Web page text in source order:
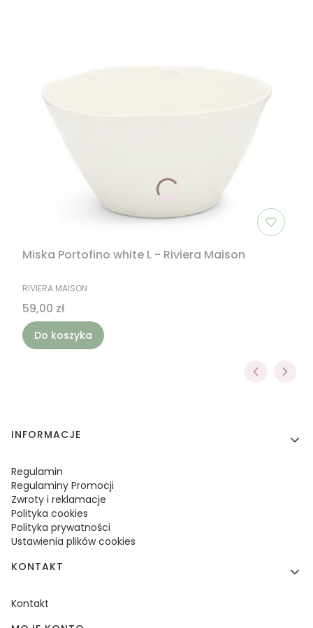
Miska Portofino white L - Riviera Maison
PRODUCENT
RIVIERA MAISON
Cena
59,00 zł
Do koszyka
Linki w stopce
INFORMACJE
Regulamin
Regulaminy Promocji
Zwroty i reklamacje
Polityka cookies
Polityka prywatności
Ustawienia plików cookies
KONTAKT
Kontakt